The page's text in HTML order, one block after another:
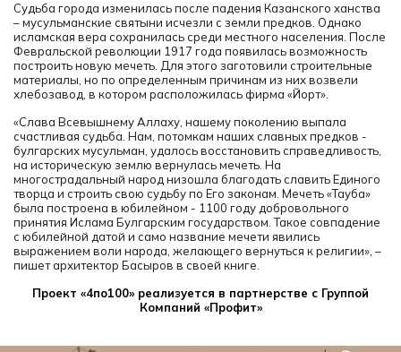
Судьба города изменилась после падения Казанского ханства
– мусульманские святыни исчезли с земли предков. Однако
исламская вера сохранилась среди местного населения. После
Февральской революции 1917 года появилась возможность
построить новую мечеть. Для этого заготовили строительные
материалы, но по определенным причинам из них возвели
хлебозавод, в котором расположилась фирма «Йорт».
«Слава Всевышнему Аллаху, нашему поколению выпала
счастливая судьба. Нам, потомкам наших славных предков -
булгарских мусульман, удалось восстановить справедливость,
на историческую землю вернулась мечеть. На
многострадальный народ низошла благодать славить Единого
творца и строить свою судьбу по Его законам. Мечеть «Тауба»
была построена в юбилейном - 1100 году добровольного
принятия Ислама Булгарским государством. Такое совпадение
с юбилейной датой и само название мечети явились
выражением воли народа, желающего вернуться к религии», –
пишет архитектор Басыров в своей книге.
Проект «4по100» реализуется в партнерстве с Группой
Компаний «Профит»